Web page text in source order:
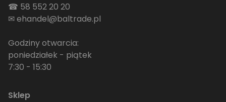
☎ 58 552 20 20
✉ehandel@baltrade.pl
Godziny otwarcia:
poniedziałek - piątek
7:30 - 15:30
Sklep